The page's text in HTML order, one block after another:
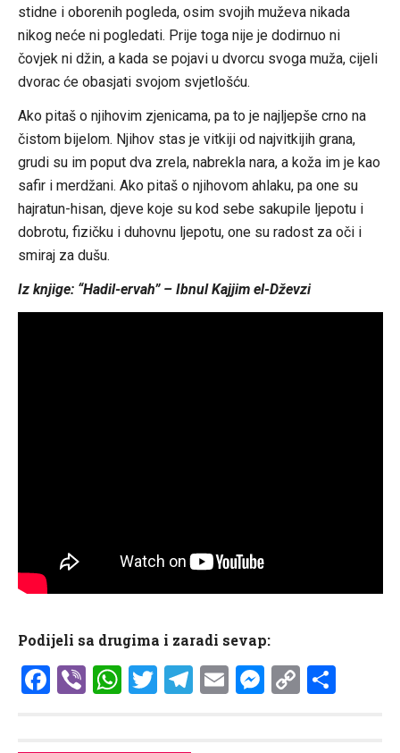
stidne i oborenih pogleda, osim svojih muževa nikada
nikog neće ni pogledati. Prije toga nije je dodirnuo ni
čovjek ni džin, a kada se pojavi u dvorcu svoga muža, cijeli
dvorac će obasjati svojom svjetlošću.
Ako pitaš o njihovim zjenicama, pa to je najljepše crno na
čistom bijelom. Njihov stas je vitkiji od najvitkijih grana,
grudi su im poput dva zrela, nabrekla nara, a koža im je kao
safir i merdžani. Ako pitaš o njihovom ahlaku, pa one su
hajratun-hisan, djeve koje su kod sebe sakupile ljepotu i
dobrotu, fizičku i duhovnu ljepotu, one su radost za oči i
smiraj za dušu.
Iz knjige: “Hadil-ervah” – Ibnul Kajjim el-Dževzi
Podijeli sa drugima i zaradi sevap:
Facebook
ViberWhatsApp
Twitter
Telegram
EmailCopy